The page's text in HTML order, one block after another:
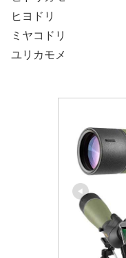
ヒヨドリ
ミヤコドリ
ユリカモメ